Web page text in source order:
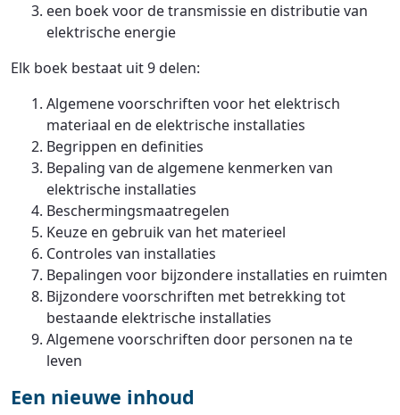
een boek voor de transmissie en distributie van
elektrische energie
Elk boek bestaat uit 9 delen:
Algemene voorschriften voor het elektrisch
materiaal en de elektrische installaties
Begrippen en definities
Bepaling van de algemene kenmerken van
elektrische installaties
Beschermingsmaatregelen
Keuze en gebruik van het materieel
Controles van installaties
Bepalingen voor bijzondere installaties en ruimten
Bijzondere voorschriften met betrekking tot
bestaande elektrische installaties
Algemene voorschriften door personen na te
leven
Een nieuwe inhoud